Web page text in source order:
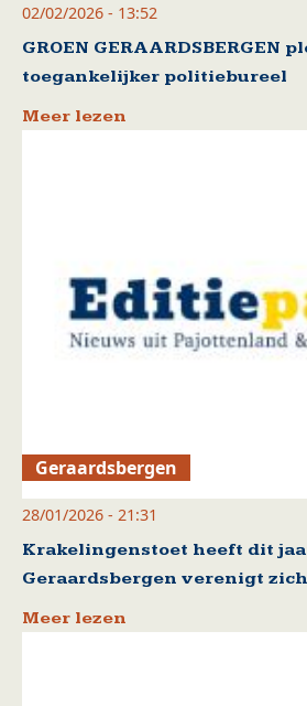
02/02/2026 - 13:52
GROEN GERAARDSBERGEN
toegankelijker politiebureel
Meer lezen
Geraardsbergen
28/01/2026 - 21:31
Krakelingenstoet heeft dit
Geraardsbergen verenigt
Meer lezen